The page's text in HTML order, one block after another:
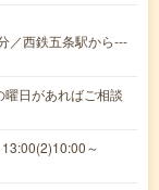
／西鉄五条駅から---
日があればご相談
～